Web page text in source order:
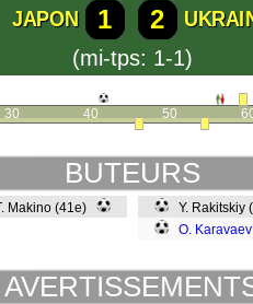
JAPON 1 2
(mi-tps: 1-1)
30 40 50
BUTEURS
Makino (41e)
Y. Rakitskiy
O. Karavaev